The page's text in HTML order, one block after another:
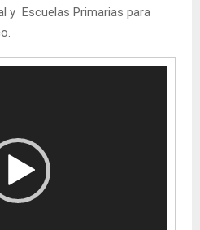
y Escuelas Primarias para